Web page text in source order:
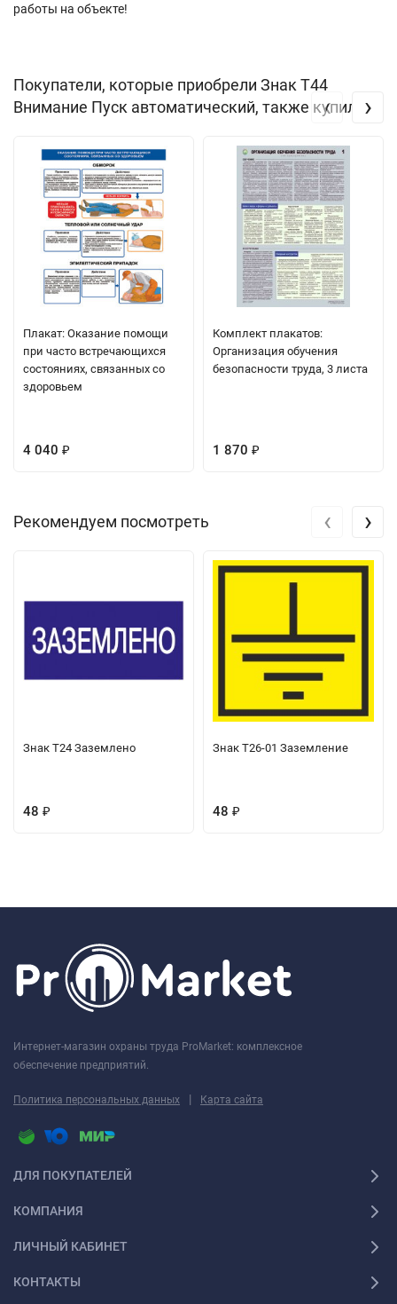
работы на объекте!
Покупатели, которые приобрели Знак T44
Внимание Пуск автоматический, также купили
Плакат: Оказание помощи
при часто встречающихся
состояниях, связанных со
здоровьем
4 040 ₽
Комплект плакатов:
Организация обучения
безопасности труда, 3 листа
1 870 ₽
‹ ›
Рекомендуем посмотреть
Знак Т24 Заземлено
48 ₽
Знак Т26-01 Заземление
48 ₽
‹ ›
Интернет-магазин охраны труда ProMarket: комплексное
обеспечение предприятий.
Политика персональных данных | Карта сайта
ДЛЯ ПОКУПАТЕЛЕЙ
КОМПАНИЯ
ЛИЧНЫЙ КАБИНЕТ
КОНТАКТЫ